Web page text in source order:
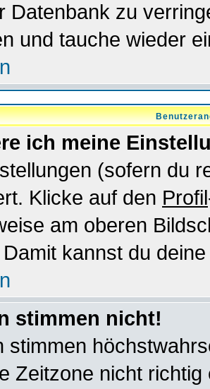
Datenbank zu
und tauche wieder
ich meine
(sofern du
Klicke auf den Profil
am oberen
kannst du
stimmen nicht!
stimmen
Zeitzone nicht